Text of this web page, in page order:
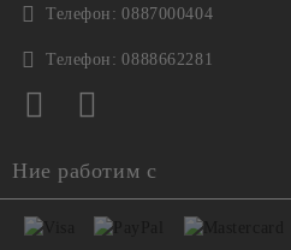
Телефон: 0887000404
Телефон: 0888662281
Ние работим с